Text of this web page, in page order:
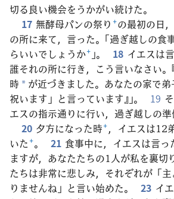
切る良い機会をうかがい続けた。
17 無酵母パンの祭り +の最初の日
の所に来て，言った。「過ぎ越しの食
らいいでしょうか+ 」。 18 イエスは
誰それの所に行き，こう言いなさい。
時 * が近づきました。あなたの家で
祝います」と言っています』」。
19
エスの指示通りに行い，過ぎ越しの準
20 夕方になった時+，イエスは12
いた+。 21 食事中に，イエスは言っ
ますが，あなたたちの1人が私を裏切
たちは非常に悲しみ，それぞれが「
りませんね」と言い始めた。
23 イ